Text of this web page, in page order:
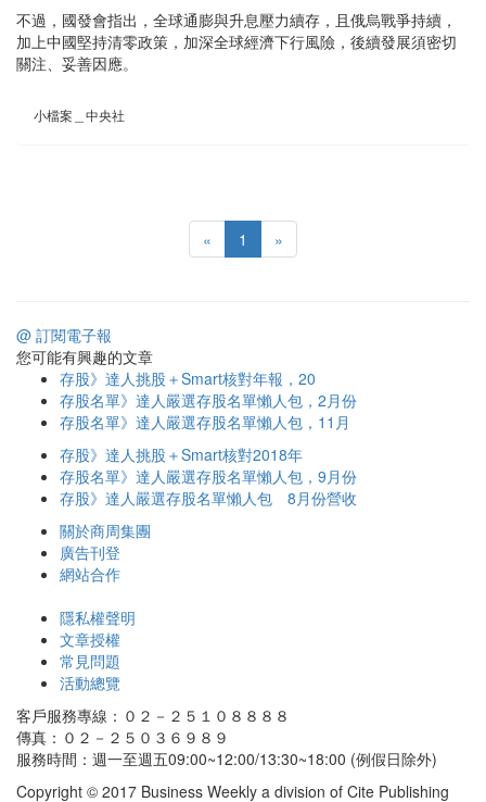
不過，國發會指出，全球通膨與升息壓力續存，且俄烏戰爭持續，
加上中國堅持清零政策，加深全球經濟下行風險，後續發展須密切
關注、妥善因應。
小檔案＿中央社
« 1 »
@ 訂閱電子報
您可能有興趣的文章
存股》達人挑股＋Smart核對年報，20
存股名單》達人嚴選存股名單懶人包，2月份
存股名單》達人嚴選存股名單懶人包，11月
存股》達人挑股＋Smart核對2018年
存股名單》達人嚴選存股名單懶人包，9月份
存股》達人嚴選存股名單懶人包 8月份營收
關於商周集團
廣告刊登
網站合作
隱私權聲明
文章授權
常見問題
活動總覽
客戶服務專線：０２－２５１０８８８８
傳真：０２－２５０３６９８９
服務時間：週一至週五09:00~12:00/13:30~18:00 (例假日除外)
Copyright © 2017 Business Weekly a division of Cite Publishing